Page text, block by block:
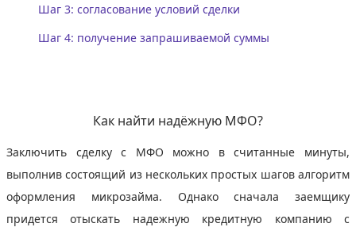
Шаг 3: согласование условий сделки
Шаг 4: получение запрашиваемой суммы
Как найти надёжную МФО?
Заключить сделку с МФО можно в считанные минуты,
выполнив состоящий из нескольких простых шагов алгоритм
оформления микрозайма. Однако сначала заемщику
придется отыскать надежную кредитную компанию с